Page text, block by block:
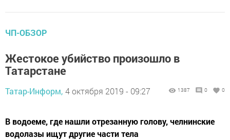
ЧП-ОБЗОР
Жестокое убийство произошло в
Татарстане
Татар-Информ, 4 октября 2019 - 09:27 1387 0 0
В водоеме, где нашли отрезанную голову, челнинские
водолазы ищут другие части тела